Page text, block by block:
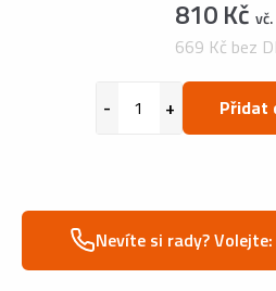
810 Kč vč.
669 Kč bez
Přidat
Nevíte si rady?